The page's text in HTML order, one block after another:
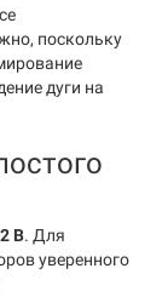
поскольку
дуги на
В. Для
уверенного